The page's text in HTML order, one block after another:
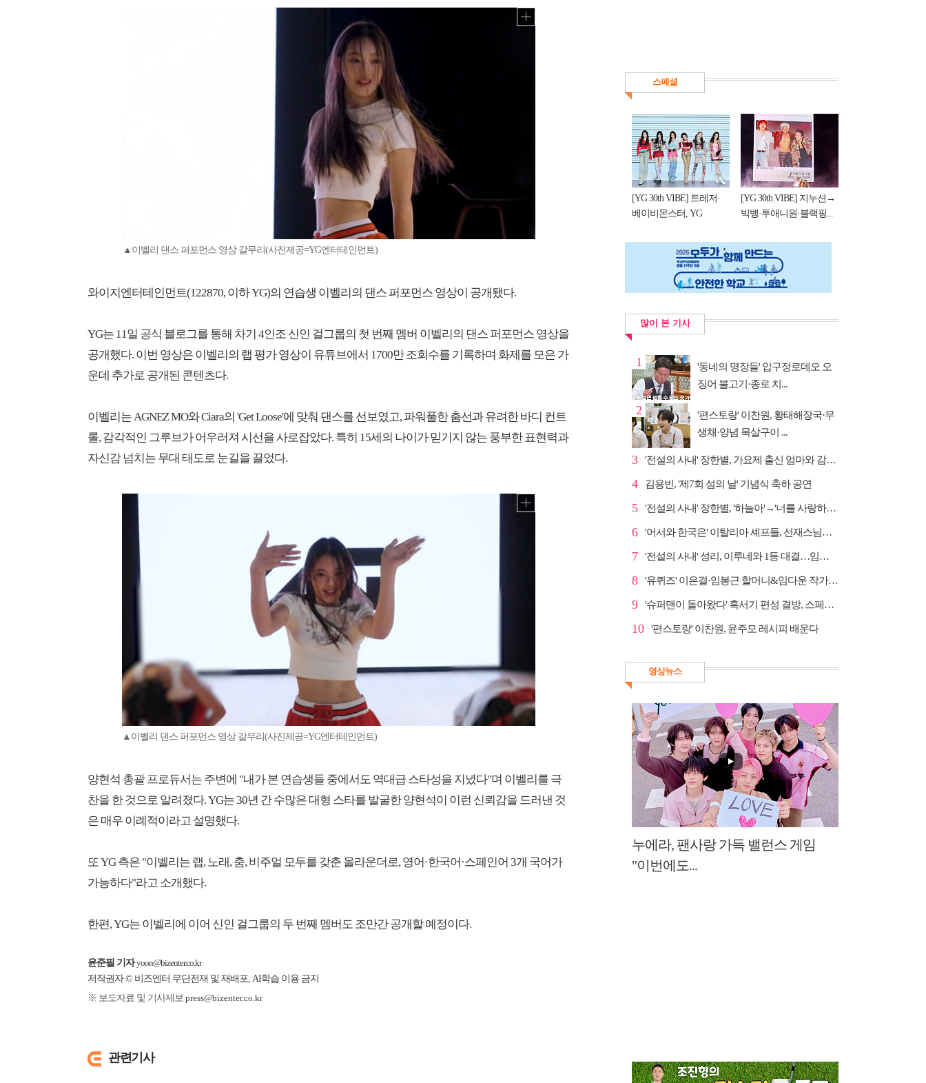
▲이벨리 댄스 퍼포먼스 영상 갈무리(사진제공=YG엔터테인먼트)
와이지엔터테인먼트(122870, 이하 YG)의 연습생 이벨리의 댄스 퍼포먼스 영상이 공개됐다.
YG는 11일 공식 블로그를 통해 차기 4인조 신인 걸그룹의 첫 번째 멤버 이벨리의 댄스 퍼포먼스 영상을
공개했다. 이번 영상은 이벨리의 랩 평가 영상이 유튜브에서 1700만 조회수를 기록하며 화제를 모은 가
운데 추가로 공개된 콘텐츠다.
이벨리는 AGNEZ MO와 Ciara의 'Get Loose'에 맞춰 댄스를 선보였고, 파워풀한 춤선과 유려한 바디 컨트
롤, 감각적인 그루브가 어우러져 시선을 사로잡았다. 특히 15세의 나이가 믿기지 않는 풍부한 표현력과
자신감 넘치는 무대 태도로 눈길을 끌었다.
▲이벨리 댄스 퍼포먼스 영상 갈무리(사진제공=YG엔터테인먼트)
양현석 총괄 프로듀서는 주변에 "내가 본 연습생들 중에서도 역대급 스타성을 지녔다"며 이벨리를 극
찬을 한 것으로 알려졌다. YG는 30년 간 수많은 대형 스타를 발굴한 양현석이 이런 신뢰감을 드러낸 것
은 매우 이례적이라고 설명했다.
또 YG 측은 "이벨리는 랩, 노래, 춤, 비주얼 모두를 갖춘 올라운더로, 영어·한국어·스페인어 3개 국어가
가능하다"라고 소개했다.
한편, YG는 이벨리에 이어 신인 걸그룹의 두 번째 멤버도 조만간 공개할 예정이다.
윤준필 기자 yoon@bizenter.co.kr
저작권자 © 비즈엔터 무단전재 및 재배포, AI학습 이용 금지
※ 보도자료 및 기사제보 press@bizenter.co.kr
관련기사
스페셜
[YG 30th VIBE] 트레저·
베이비몬스터, YG
[YG 30th VIBE] 지누션→
빅뱅·투애니원·블랙핑...
많이 본 기사
1
'동네의 명장들' 압구정로데오 오
징어 불고기·종로 치...
2
'편스토랑' 이찬원, 황태해장국·무
생채·양념 목살구이 ...
3 '전설의 사내' 장한별, 가요제 출신 엄마와 감동 듀엣
4 김용빈, '제7회 섬의 날' 기념식 축하 공연
5 '전설의 사내' 장한별, '하늘아'→'너를 사랑하고도' 명...
6 '어서와 한국은' 이탈리아 셰프들, 선재스님→라연 차도...
7 '전설의 사내' 성리, 이루네와 1등 대결…임영웅 '보금...
8 '유퀴즈' 이은결·임봉근 할머니&임다운 작가·이승철, '...
9 '슈퍼맨이 돌아왔다' 혹서기 편성 결방, 스페셜 방송
10 '편스토랑' 이찬원, 윤주모 레시피 배운다
영상뉴스
누에라, 팬사랑 가득 밸런스 게임
"이번에도...